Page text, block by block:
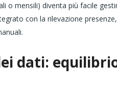
o mensili) diventa più facile
con la rilevazione
dati: